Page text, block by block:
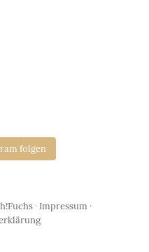
folgen
· Impressum ·